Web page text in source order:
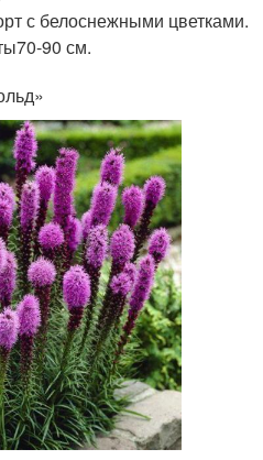
с белоснежными цветками.
90 см.